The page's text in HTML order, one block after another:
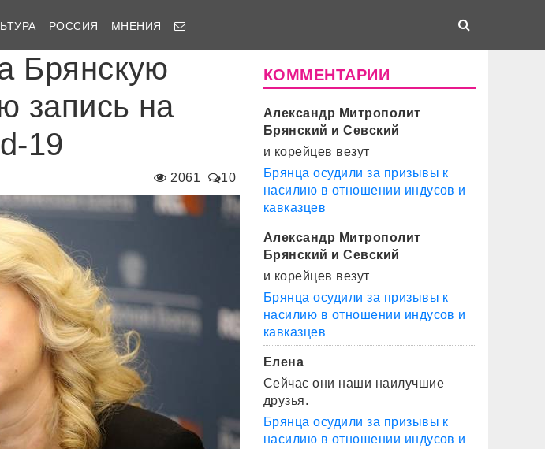
РОССИЯ МНЕНИЯ
Брянскую
запись на
19
2061 10
КОММЕНТАРИИ
Александр Митрополит
Брянский и Севский
и корейцев везут
Брянца осудили за призывы к
насилию в отношении индусов и
кавказцев
Александр Митрополит
Брянский и Севский
и корейцев везут
Брянца осудили за призывы к
насилию в отношении индусов и
кавказцев
Елена
Сейчас они наши наилучшие
друзья.
Брянца осудили за призывы к
насилию в отношении индусов и